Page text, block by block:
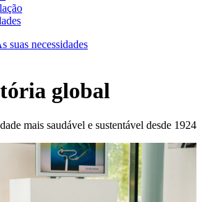
suas necessidades
global
mais saudável e sustentável desde 1924